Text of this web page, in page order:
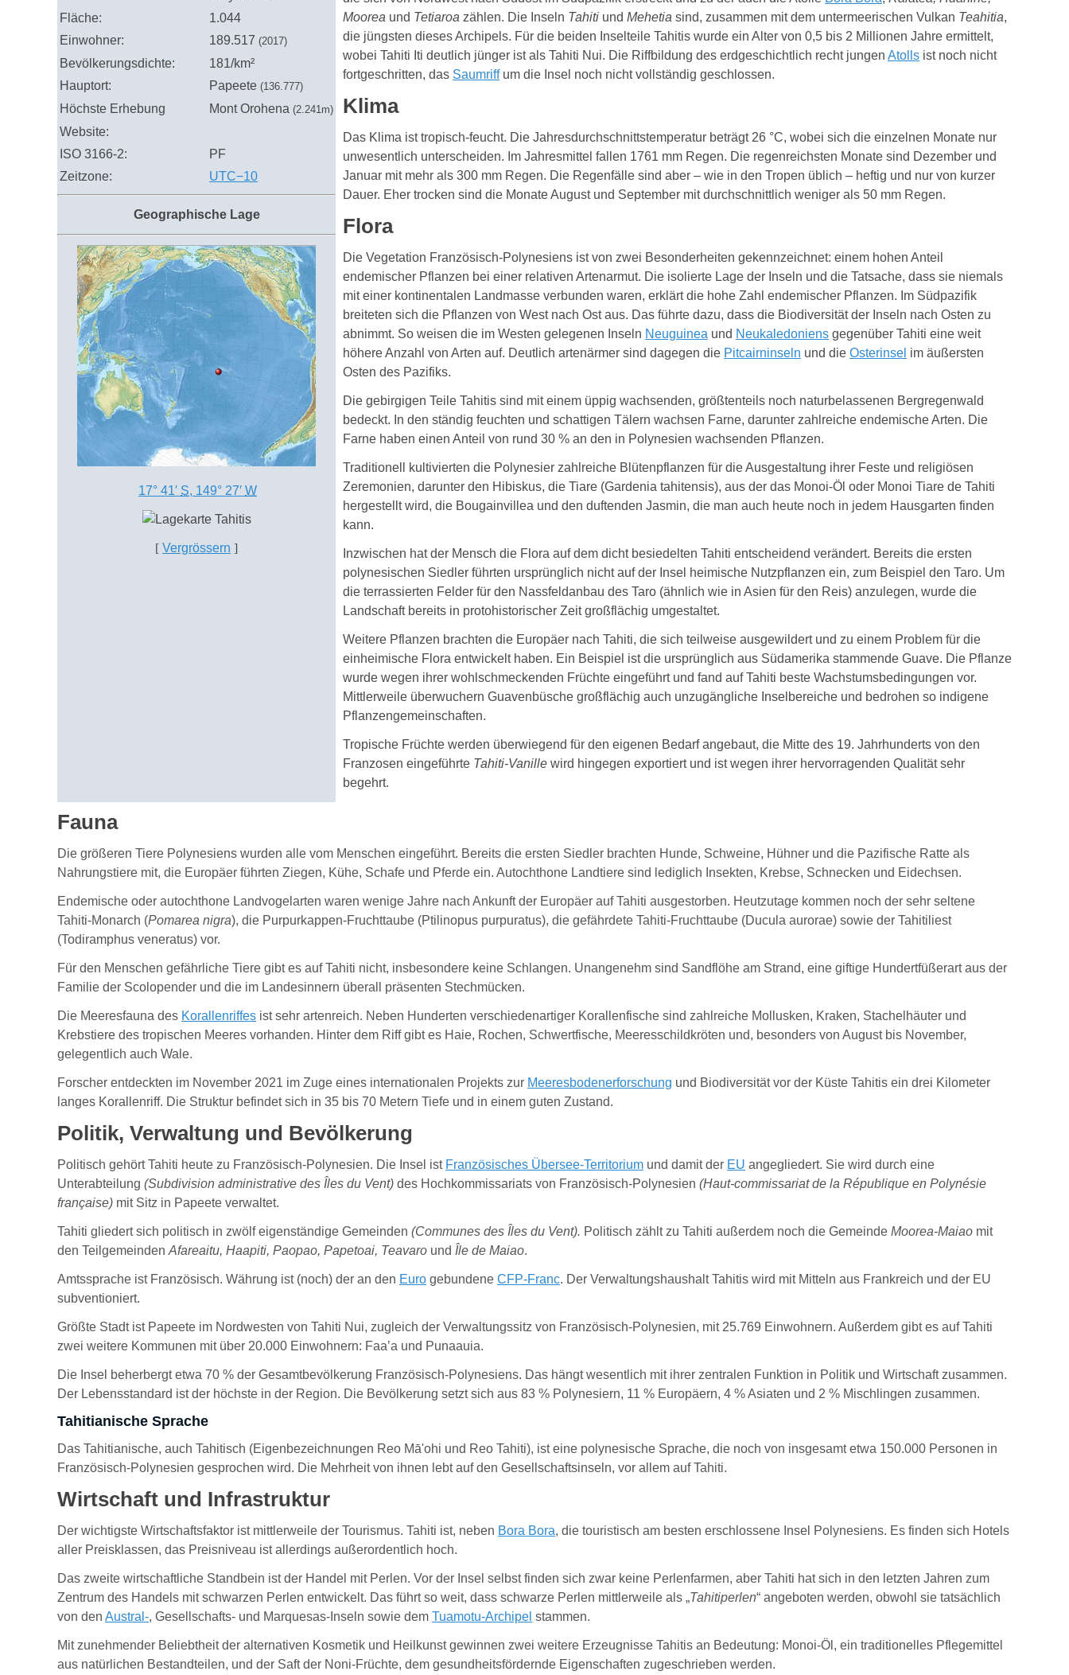
Fläche:
1.044
Einwohner:
189.517 (2017)
Bevölkerungsdichte:
181/km²
Hauptort:
Papeete (136.777)
Höchste Erhebung Mont Orohena (2.241m)
Website:
ISO 3166-2:
PF
Zeitzone:
UTC−10
Geographische Lage
17° 41′ S, 149° 27′ W
[ Vergrössern ]
Moorea und Tetiaroa zählen. Die Inseln Tahiti und Mehetia sind, zusammen mit dem untermeerischen Vulkan Teahitia,
die jüngsten dieses Archipels. Für die beiden Inselteile Tahitis wurde ein Alter von 0,5 bis 2 Millionen Jahre ermittelt,
wobei Tahiti Iti deutlich jünger ist als Tahiti Nui. Die Riffbildung des erdgeschichtlich recht jungen Atolls ist noch nicht
fortgeschritten, das Saumriffum die Insel noch nicht vollständig geschlossen.
Klima
Das Klima ist tropisch-feucht. Die Jahresdurchschnittstemperatur beträgt 26 °C, wobei sich die einzelnen Monate nur
unwesentlich unterscheiden. Im Jahresmittel fallen 1761 mm Regen. Die regenreichsten Monate sind Dezember und
Januar mit mehr als 300 mm Regen. Die Regenfälle sind aber – wie in den Tropen üblich – heftig und nur von kurzer
Dauer. Eher trocken sind die Monate August und September mit durchschnittlich weniger als 50 mm Regen.
Flora
Die Vegetation Französisch-Polynesiens ist von zwei Besonderheiten gekennzeichnet: einem hohen Anteil
endemischer Pflanzen bei einer relativen Artenarmut. Die isolierte Lage der Inseln und die Tatsache, dass sie niemals
mit einer kontinentalen Landmasse verbunden waren, erklärt die hohe Zahl endemischer Pflanzen. Im Südpazifik
breiteten sich die Pflanzen von West nach Ost aus. Das führte dazu, dass die Biodiversität der Inseln nach Osten zu
abnimmt. So weisen die im Westen gelegenen Inseln Neuguinea und Neukaledoniens gegenüber Tahiti eine weit
höhere Anzahl von Arten auf. Deutlich artenärmer sind dagegen die Pitcairninseln und die Osterinsel im äußersten
Osten des Pazifiks.
Die gebirgigen Teile Tahitis sind mit einem üppig wachsenden, größtenteils noch naturbelassenen Bergregenwald
bedeckt. In den ständig feuchten und schattigen Tälern wachsen Farne, darunter zahlreiche endemische Arten. Die
Farne haben einen Anteil von rund 30 % an den in Polynesien wachsenden Pflanzen.
Traditionell kultivierten die Polynesier zahlreiche Blütenpflanzen für die Ausgestaltung ihrer Feste und religiösen
Zeremonien, darunter den Hibiskus, die Tiare (Gardenia tahitensis), aus der das Monoi-Öl oder Monoi Tiare de Tahiti
hergestellt wird, die Bougainvillea und den duftenden Jasmin, die man auch heute noch in jedem Hausgarten finden
kann.
Inzwischen hat der Mensch die Flora auf dem dicht besiedelten Tahiti entscheidend verändert. Bereits die ersten
polynesischen Siedler führten ursprünglich nicht auf der Insel heimische Nutzpflanzen ein, zum Beispiel den Taro. Um
die terrassierten Felder für den Nassfeldanbau des Taro (ähnlich wie in Asien für den Reis) anzulegen, wurde die
Landschaft bereits in protohistorischer Zeit großflächig umgestaltet.
Weitere Pflanzen brachten die Europäer nach Tahiti, die sich teilweise ausgewildert und zu einem Problem für die
einheimische Flora entwickelt haben. Ein Beispiel ist die ursprünglich aus Südamerika stammende Guave. Die Pflanze
wurde wegen ihrer wohlschmeckenden Früchte eingeführt und fand auf Tahiti beste Wachstumsbedingungen vor.
Mittlerweile überwuchern Guavenbüsche großflächig auch unzugängliche Inselbereiche und bedrohen so indigene
Pflanzengemeinschaften.
Tropische Früchte werden überwiegend für den eigenen Bedarf angebaut, die Mitte des 19. Jahrhunderts von den
Franzosen eingeführte Tahiti-Vanille wird hingegen exportiert und ist wegen ihrer hervorragenden Qualität sehr
begehrt.
Fauna
Die größeren Tiere Polynesiens wurden alle vom Menschen eingeführt. Bereits die ersten Siedler brachten Hunde, Schweine, Hühner und die Pazifische Ratte als
Nahrungstiere mit, die Europäer führten Ziegen, Kühe, Schafe und Pferde ein. Autochthone Landtiere sind lediglich Insekten, Krebse, Schnecken und Eidechsen.
Endemische oder autochthone Landvogelarten waren wenige Jahre nach Ankunft der Europäer auf Tahiti ausgestorben. Heutzutage kommen noch der sehr seltene
Tahiti-Monarch (Pomarea nigra), die Purpurkappen-Fruchttaube (Ptilinopus purpuratus), die gefährdete Tahiti-Fruchttaube (Ducula aurorae) sowie der Tahitiliest
(Todiramphus veneratus) vor.
Für den Menschen gefährliche Tiere gibt es auf Tahiti nicht, insbesondere keine Schlangen. Unangenehm sind Sandflöhe am Strand, eine giftige Hundertfüßerart aus der
Familie der Scolopender und die im Landesinnern überall präsenten Stechmücken.
Die Meeresfauna des Korallenriffes ist sehr artenreich. Neben Hunderten verschiedenartiger Korallenfische sind zahlreiche Mollusken, Kraken, Stachelhäuter und
Krebstiere des tropischen Meeres vorhanden. Hinter dem Riff gibt es Haie, Rochen, Schwertfische, Meeresschildkröten und, besonders von August bis November,
gelegentlich auch Wale.
Forscher entdeckten im November 2021 im Zuge eines internationalen Projekts zur Meeresbodenerforschung und Biodiversität vor der Küste Tahitis ein drei Kilometer
langes Korallenriff. Die Struktur befindet sich in 35 bis 70 Metern Tiefe und in einem guten Zustand.
Politik, Verwaltung und Bevölkerung
Politisch gehört Tahiti heute zu Französisch-Polynesien. Die Insel ist Französisches Übersee-Territorium und damit der EU angegliedert. Sie wird durch eine
Unterabteilung (Subdivision administrative des Îles du Vent) des Hochkommissariats von Französisch-Polynesien (Haut-commissariat de la République en Polynésie
française) mit Sitz in Papeete verwaltet.
Tahiti gliedert sich politisch in zwölf eigenständige Gemeinden (Communes des Îles du Vent). Politisch zählt zu Tahiti außerdem noch die Gemeinde Moorea-Maiao mit
den Teilgemeinden Afareaitu, Haapiti, Paopao, Papetoai, Teavaro und Île de Maiao.
Amtssprache ist Französisch. Währung ist (noch) der an den Euro gebundene CFP-Franc. Der Verwaltungshaushalt Tahitis wird mit Mitteln aus Frankreich und der EU
subventioniert.
Größte Stadt ist Papeete im Nordwesten von Tahiti Nui, zugleich der Verwaltungssitz von Französisch-Polynesien, mit 25.769 Einwohnern. Außerdem gibt es auf Tahiti
zwei weitere Kommunen mit über 20.000 Einwohnern: Faa’a und Punaauia.
Die Insel beherbergt etwa 70 % der Gesamtbevölkerung Französisch-Polynesiens. Das hängt wesentlich mit ihrer zentralen Funktion in Politik und Wirtschaft zusammen.
Der Lebensstandard ist der höchste in der Region. Die Bevölkerung setzt sich aus 83 % Polynesiern, 11 % Europäern, 4 % Asiaten und 2 % Mischlingen zusammen.
Tahitianische Sprache
Das Tahitianische, auch Tahitisch (Eigenbezeichnungen Reo Mā'ohi und Reo Tahiti), ist eine polynesische Sprache, die noch von insgesamt etwa 150.000 Personen in
Französisch-Polynesien gesprochen wird. Die Mehrheit von ihnen lebt auf den Gesellschaftsinseln, vor allem auf Tahiti.
Wirtschaft und Infrastruktur
Der wichtigste Wirtschaftsfaktor ist mittlerweile der Tourismus. Tahiti ist, neben Bora Bora, die touristisch am besten erschlossene Insel Polynesiens. Es finden sich Hotels
aller Preisklassen, das Preisniveau ist allerdings außerordentlich hoch.
Das zweite wirtschaftliche Standbein ist der Handel mit Perlen. Vor der Insel selbst finden sich zwar keine Perlenfarmen, aber Tahiti hat sich in den letzten Jahren zum
Zentrum des Handels mit schwarzen Perlen entwickelt. Das führt so weit, dass schwarze Perlen mittlerweile als „Tahitiperlen“ angeboten werden, obwohl sie tatsächlich
von den Austral-, Gesellschafts- und Marquesas-Inseln sowie dem Tuamotu-Archipel stammen.
Mit zunehmender Beliebtheit der alternativen Kosmetik und Heilkunst gewinnen zwei weitere Erzeugnisse Tahitis an Bedeutung: Monoi-Öl, ein traditionelles Pflegemittel
aus natürlichen Bestandteilen, und der Saft der Noni-Früchte, dem gesundheitsfördernde Eigenschaften zugeschrieben werden.